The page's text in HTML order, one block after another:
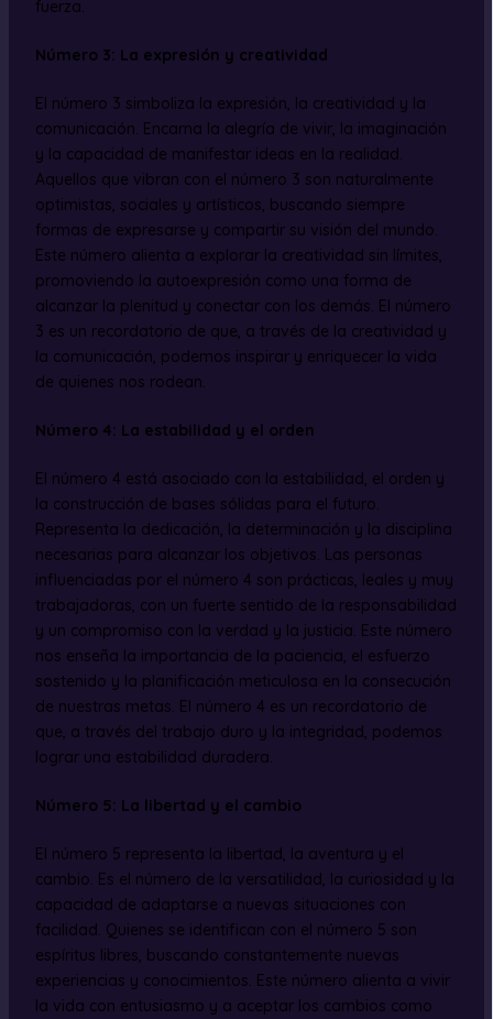
fuerza.
Número 3: La expresión y creatividad
El número 3 simboliza la expresión, la creatividad y la
comunicación. Encarna la alegría de vivir, la imaginación
y la capacidad de manifestar ideas en la realidad.
Aquellos que vibran con el número 3 son naturalmente
optimistas, sociales y artísticos, buscando siempre
formas de expresarse y compartir su visión del mundo.
Este número alienta a explorar la creatividad sin límites,
promoviendo la autoexpresión como una forma de
alcanzar la plenitud y conectar con los demás. El número
3 es un recordatorio de que, a través de la creatividad y
la comunicación, podemos inspirar y enriquecer la vida
de quienes nos rodean.
Número 4: La estabilidad y el orden
El número 4 está asociado con la estabilidad, el orden y
la construcción de bases sólidas para el futuro.
Representa la dedicación, la determinación y la disciplina
necesarias para alcanzar los objetivos. Las personas
influenciadas por el número 4 son prácticas, leales y muy
trabajadoras, con un fuerte sentido de la responsabilidad
y un compromiso con la verdad y la justicia. Este número
nos enseña la importancia de la paciencia, el esfuerzo
sostenido y la planificación meticulosa en la consecución
de nuestras metas. El número 4 es un recordatorio de
que, a través del trabajo duro y la integridad, podemos
lograr una estabilidad duradera.
Número 5: La libertad y el cambio
El número 5 representa la libertad, la aventura y el
cambio. Es el número de la versatilidad, la curiosidad y la
capacidad de adaptarse a nuevas situaciones con
facilidad. Quienes se identifican con el número 5 son
espíritus libres, buscando constantemente nuevas
experiencias y conocimientos. Este número alienta a vivir
la vida con entusiasmo y a aceptar los cambios como